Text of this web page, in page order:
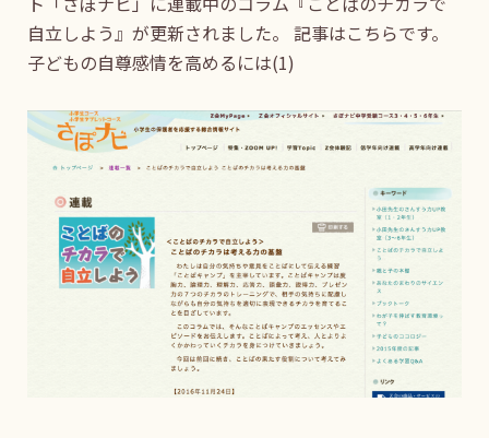
自立しよう』が更新されました。 記事はこちらです。
子どもの自尊感情を高めるには(1)